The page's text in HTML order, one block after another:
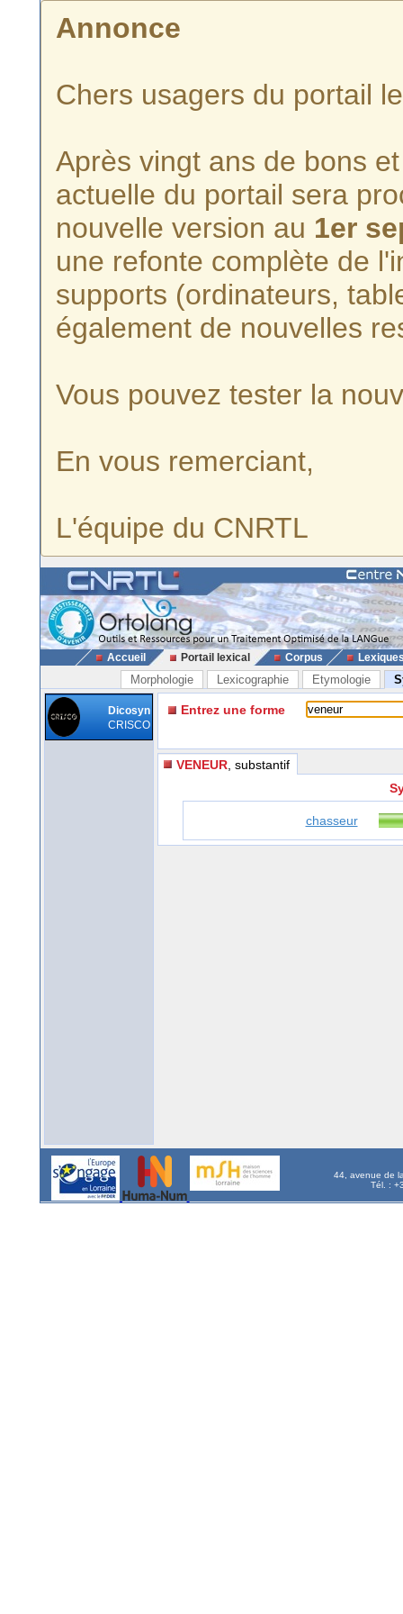
Annonce
Chers usagers du portail
Après vingt ans de bons
actuelle du portail sera
nouvelle version au 1er
une refonte complète de
supports (ordinateurs,
également de nouvelles
Vous pouvez tester la
En vous remerciant,
L'équipe du CNRTL
Accueil Portail lexical Corpus
Morphologie Lexicographie Etymologie
Dicosyn
CRISCO
Entrez une forme
VENEUR , substantif
chasseur
44, avenue de
Tél. :